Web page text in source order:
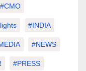
#CMO
#INDIA
#NEWS
#PRESS